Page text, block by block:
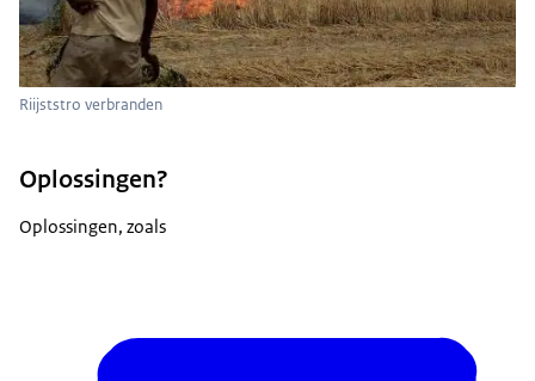
Riijststro verbranden
Oplossingen?
Oplossingen, zoals